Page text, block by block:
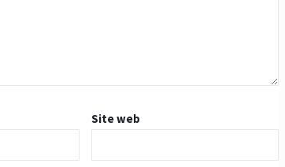
Site web